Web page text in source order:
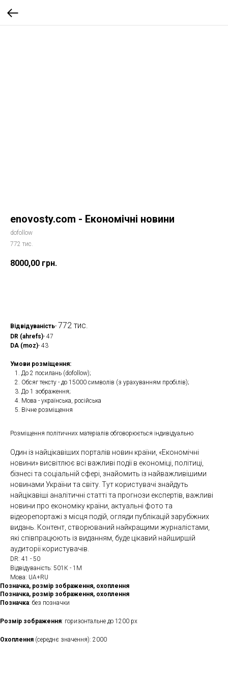
enovosty.com - Економічні новини
dofollow
772 тис.
8000,00 грн.
Відвідуваність- 772 тис.
DR (ahrefs)- 47
DA (moz)- 43
Умови розміщення:
До 2 посилань (dofollow);
Обсяг тексту - до 15000 символів (з урахуванням пробілів);
До 1 зображення;
Мова - українська, російська
Вічне розміщення
Розміщення політичних матеріалів обговорюється індивідуально
Один із найцікавіших порталів новин країни, «Економічні
новини» висвітлює всі важливі події в економіці, політиці,
бізнесі та соціальній сфері, знайомить із найважливішими
новинами України та світу. Тут користувачі знайдуть
найцікавіші аналітичні статті та прогнози експертів, важливі
новини про економіку країни, актуальні фото та
відеорепортажі з місця подій, огляди публікацій зарубіжних
видань. Контент, створюваний найкращими журналістами,
які співпрацюють із виданням, буде цікавий найширшій
аудиторії користувачів.
DR: 41 - 50
Відвідуваність: 501К - 1М
Мова: UA+RU
Позначка, розмір зображення, охоплення
Позначка, розмір зображення, охоплення
Позначка: без позначки
Розмір зображення: горизонтальне до 1200 рх
Охоплення (середнє значення): 2000